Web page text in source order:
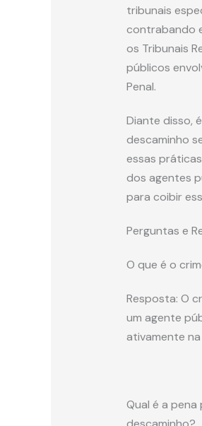
tribunais
contrabando
os Tribunais
públicos
Penal.
Diante disso,
descaminho
essas
dos agentes
para coibir
Perguntas e
O que é o
Resposta: O
um agente
ativamente
Qual é a